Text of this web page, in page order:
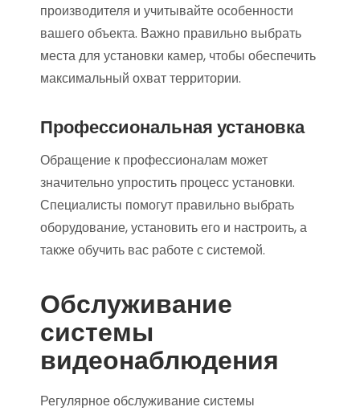
производителя и учитывайте особенности
вашего объекта. Важно правильно выбрать
места для установки камер, чтобы обеспечить
максимальный охват территории.
Профессиональная установка
Обращение к профессионалам может
значительно упростить процесс установки.
Специалисты помогут правильно выбрать
оборудование, установить его и настроить, а
также обучить вас работе с системой.
Обслуживание
системы
видеонаблюдения
Регулярное обслуживание системы